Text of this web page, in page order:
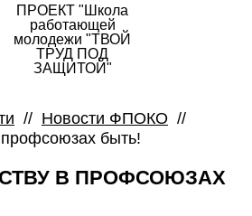
ПРОЕКТ "Школа
работающей
молодежи "ТВОЙ
ТРУД ПОД
ЗАЩИТОЙ"
// Новости ФПОКО //
быть!
В ПРОФСОЮЗАХ